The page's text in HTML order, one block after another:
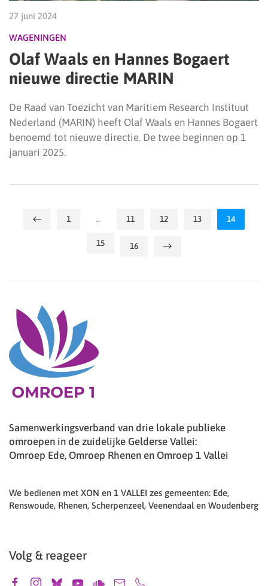
27 juni 2024
WAGENINGEN
Olaf Waals en Hannes Bogaert
nieuwe directie MARIN
De Raad van Toezicht van Maritiem Research Instituut
Nederland (MARIN) heeft Olaf Waals en Hannes Bogaert
benoemd tot nieuwe directie. De twee beginnen op 1
januari 2025.
1 … 11 12 13 14
15 16
Samenwerkingsverband van drie lokale publieke
omroepen in de zuidelijke Gelderse Vallei:
Omroep Ede, Omroep Rhenen en Omroep 1 Vallei
We bedienen met XON en 1 VALLEI zes gemeenten: Ede,
Renswoude, Rhenen, Scherpenzeel, Veenendaal en Woudenberg
Volg & reageer